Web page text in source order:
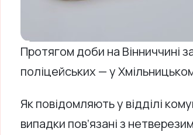
Протягом доби на Вінниччині
поліцейських — у
Як повідомляють у відділі
випадки пов’язані з